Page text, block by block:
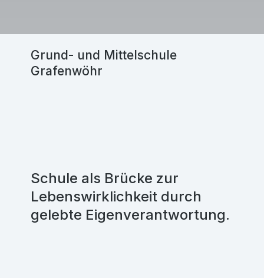
Grund- und Mittelschule
Grafenwöhr
Schule als Brücke zur
Lebenswirklichkeit durch
gelebte Eigenverantwortung.